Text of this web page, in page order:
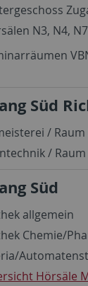
N3, N4, N7
Süd
/ Raum
/ Raum
Süd
allgemein
Chemie/
Hörsäle